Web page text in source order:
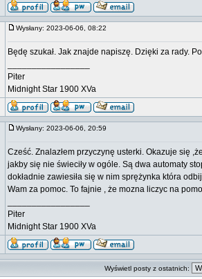
Wysłany: 2023-06-06, 08:22
Będę szukał. Jak znajde napiszę. Dzięki za rady.
Piter
Midnight Star 1900 XVa
Wysłany: 2023-06-06, 20:59
Cześć. Znalazłem przyczynę usterki. Okazuje się
jakby się nie świeciły w ogóle. Są dwa automaty
dokładnie zawiesiła się w nim sprężynka która
Wam za pomoc. To fajnie , że mozna liczyc na
Piter
Midnight Star 1900 XVa
Wyświetl posty z ostatnich: